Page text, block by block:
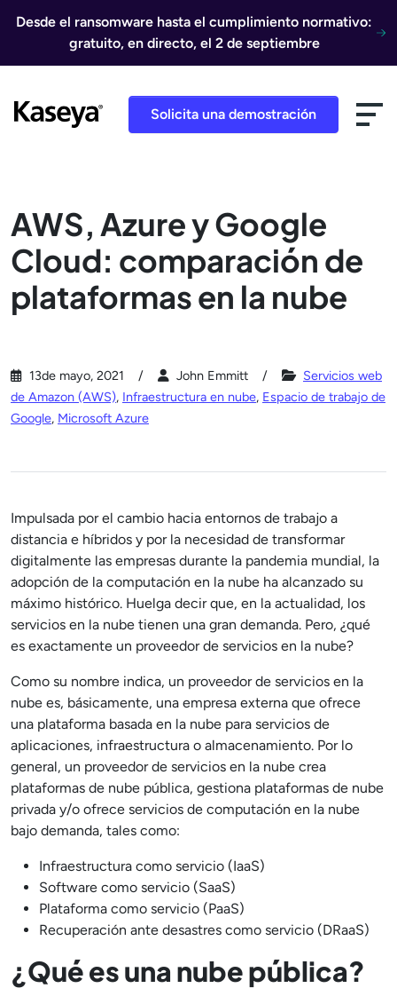
Desde el ransomware hasta el cumplimiento normativo:
gratuito, en directo, el 2 de septiembre
Solicita una demostración
AWS, Azure y Google
Cloud: comparación de
plataformas en la nube
13de mayo, 2021 John Emmitt
Servicios web
de Amazon (AWS), Infraestructura en nube, Espacio de trabajo de
Google, Microsoft Azure
Impulsada por el cambio hacia entornos de trabajo a
distancia e híbridos y por la necesidad de transformar
digitalmente las empresas durante la pandemia mundial, la
adopción de la computación en la nube ha alcanzado su
máximo histórico. Huelga decir que, en la actualidad, los
servicios en la nube tienen una gran demanda. Pero, ¿qué
es exactamente un proveedor de servicios en la nube?
Como su nombre indica, un proveedor de servicios en la
nube es, básicamente, una empresa externa que ofrece
una plataforma basada en la nube para servicios de
aplicaciones, infraestructura o almacenamiento. Por lo
general, un proveedor de servicios en la nube crea
plataformas de nube pública, gestiona plataformas de nube
privada y/o ofrece servicios de computación en la nube
bajo demanda, tales como:
Infraestructura como servicio (IaaS)
Software como servicio (SaaS)
Plataforma como servicio (PaaS)
Recuperación ante desastres como servicio (DRaaS)
¿Qué es una nube pública?